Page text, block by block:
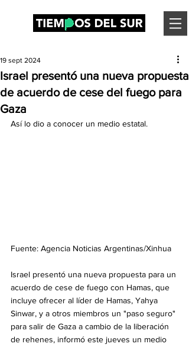
Israel presentó una nueva propuesta
de acuerdo de cese del fuego para
Gaza
19 sept 2024
Así lo dio a conocer un medio estatal.
Fuente: Agencia Noticias Argentinas/Xinhua
Israel presentó una nueva propuesta para un
acuerdo de cese de fuego con Hamas, que
incluye ofrecer al líder de Hamas, Yahya
Sinwar, y a otros miembros un "paso seguro"
para salir de Gaza a cambio de la liberación
de rehenes, informó este jueves un medio